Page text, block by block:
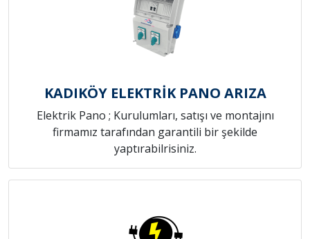
KADIKÖY ELEKTRİK PANO ARIZA
Elektrik Pano ; Kurulumları, satışı ve montajını
firmamız tarafından garantili bir şekilde
yaptırabilrisiniz.